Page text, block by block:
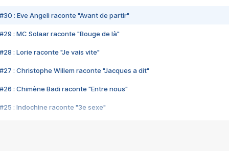
#30 : Eve Angeli raconte "Avant de partir"
#29 : MC Solaar raconte "Bouge de là"
#28 : Lorie raconte "Je vais vite"
#27 : Christophe Willem raconte "Jacques a dit"
#26 : Chimène Badi raconte "Entre nous"
#25 : Indochine raconte "3e sexe"